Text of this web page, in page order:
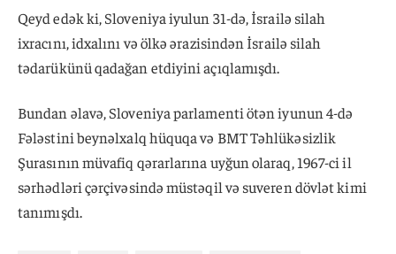
Qeyd edək ki, Sloveniya iyulun 31-də, İsrailə silah
ixracını, idxalını və ölkə ərazisindən İsrailə silah
tədarükünü qadağan etdiyini açıqlamışdı.
Bundan əlavə, Sloveniya parlamenti ötən iyunun 4-də
Fələstini beynəlxalq hüquqa və BMT Təhlükəsizlik
Şurasının müvafiq qərarlarına uyğun olaraq, 1967-ci il
sərhədləri çərçivəsində müstəqil və suveren dövlət kimi
tanımışdı.